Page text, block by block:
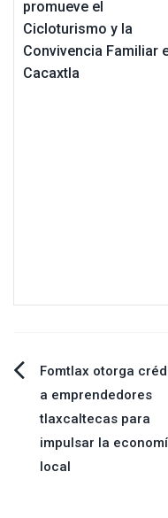
promueve el
Cicloturismo y la
Convivencia Familiar
Cacaxtla
Navegación
de
entradas
Fomtlax otorga
a emprendedores
tlaxcaltecas para
impulsar la
local